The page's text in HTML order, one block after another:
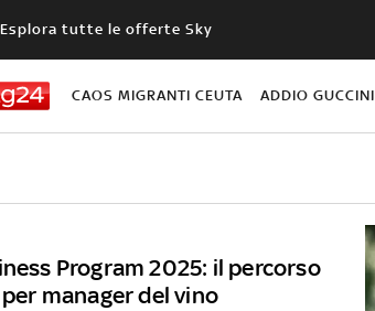
Esplora tutte le offerte Sky
CAOS MIGRANTI CEUTA ADDIO GUCCINI
Program 2025: il percorso
manager del vino